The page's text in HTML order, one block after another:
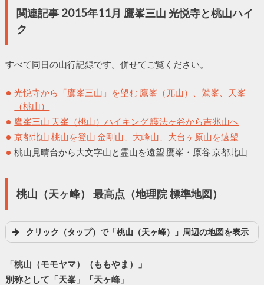
関連記事 2015年11月 鷹峯三山 光悦寺と桃山ハイ
ク
すべて同日の山行記録です。併せてご覧ください。
光悦寺から「鷹峯三山」を望む 鷹峯（兀山）、鷲峯、天峯
（桃山）
鷹峯三山 天峯（桃山）ハイキング 護法ヶ谷から吉兆山へ
京都北山 桃山を登山 金剛山、大峰山、大台ヶ原山を遠望
桃山見晴台から大文字山と霊山を遠望 鷹峯・原谷 京都北山
桃山（天ヶ峰） 最高点（地理院 標準地図）
クリック（タップ）で「桃山（天ヶ峰）」周辺の地図を表示
「桃山（モモヤマ）（ももやま）」
別称として「天峯」「天ヶ峰」